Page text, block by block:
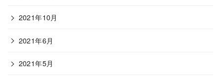
2021年10月
2021年6月
2021年5月